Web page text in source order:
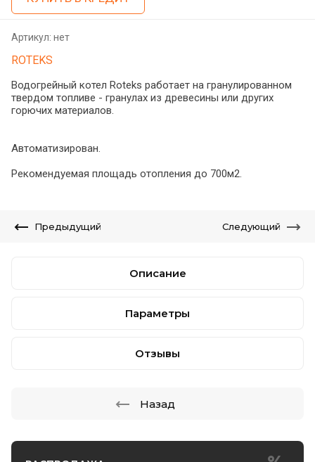
Артикул: нет
ROTEKS
Водогрейный котел Roteks работает на гранулированном
твердом топливе - гранулах из древесины или других
горючих материалов.
Автоматизирован.
Рекомендуемая площадь отопления до 700м2.
Предыдущий Следующий
Описание
Параметры
Отзывы
Назад